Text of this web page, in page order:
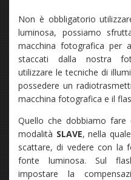
Non è obbligatorio
luminosa, possiamo
macchina fotografica per
staccati dalla nostra
utilizzare le tecniche di
possedere un
macchina fotografica e il
Quello che dobbiamo
modalità SLAVE, nella
scattare, di vedere con la
fonte luminosa. Sul
impostare la